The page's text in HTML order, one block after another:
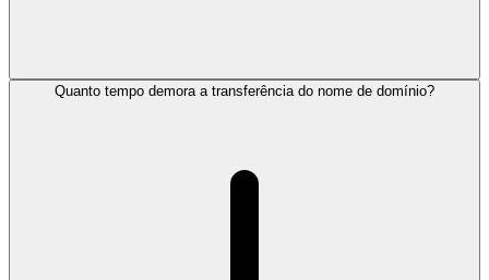
Quanto tempo demora a transferência do nome de domínio?